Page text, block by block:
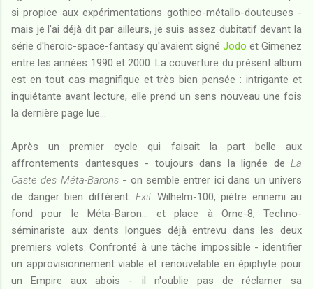
si propice aux expérimentations gothico-métallo-douteuses -
mais je l'ai déjà dit par ailleurs, je suis assez dubitatif devant la
série d'heroic-space-fantasy qu'avaient signé Jodo et Gimenez
entre les années 1990 et 2000. La couverture du présent album
est en tout cas magnifique et très bien pensée : intrigante et
inquiétante avant lecture, elle prend un sens nouveau une fois
la dernière page lue...
Après un premier cycle qui faisait la part belle aux
affrontements dantesques - toujours dans la lignée de La
Caste des Méta-Barons- on semble entrer ici dans un univers
de danger bien différent. Exit Wilhelm-100, piètre ennemi au
fond pour le Méta-Baron... et place à Orne-8, Techno-
séminariste aux dents longues déjà entrevu dans les deux
premiers volets. Confronté à une tâche impossible - identifier
un approvisionnement viable et renouvelable en épiphyte pour
un Empire aux abois - il n'oublie pas de réclamer sa